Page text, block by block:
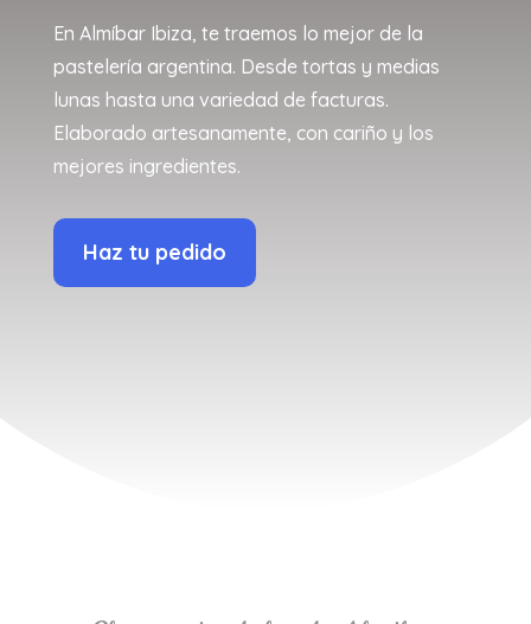
En Almíbar Ibiza, te traemos lo mejor de la
pastelería argentina. Desde tortas y medias
lunas hasta una variedad de facturas.
Elaborado artesanamente, con cariño y los
mejores ingredientes.
Haz tu pedido